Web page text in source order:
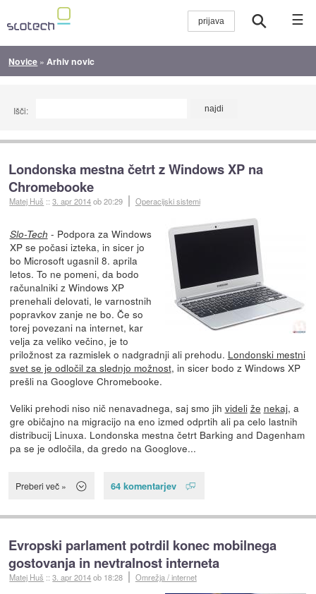
☰
Novice » Arhiv novic
Išči:
Londonska mestna četrt z Windows XP na
Chromebooke
Matej Huš ::3. apr 2014ob 20:29 Operacijski sistemi
Slo-Tech - Podpora za Windows
XP se počasi izteka, in sicer jo
bo Microsoft ugasnil 8. aprila
letos. To ne pomeni, da bodo
računalniki z Windows XP
prenehali delovati, le varnostnih
popravkov zanje ne bo. Če so
torej povezani na internet, kar
velja za veliko večino, je to
priložnost za razmislek o nadgradnji ali prehodu. Londonski mestni
svet se je odločil za slednjo možnost, in sicer bodo z Windows XP
prešli na Googlove Chromebooke.
Veliki prehodi niso nič nenavadnega, saj smo jih videli že nekaj, a
gre običajno na migracijo na eno izmed odprtih ali pa celo lastnih
distribucij Linuxa. Londonska mestna četrt Barking and Dagenham
pa se je odločila, da gredo na Googlove...
Preberi več » 64 komentarjev
Evropski parlament potrdil konec mobilnega
gostovanja in nevtralnost interneta
Matej Huš ::3. apr 2014ob 18:28 Omrežja / internet